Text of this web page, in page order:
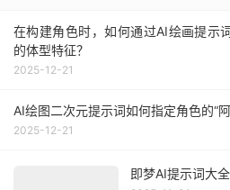
在构建角色时，如何通过AI绘画提示
的体型特征？
2025-12-21
AI绘图二次元提示词如何指定角色的“
2025-12-21
即梦AI提示词大全